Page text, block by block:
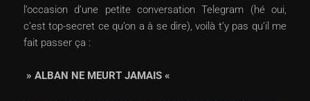
l’occasion d’une petite conversation Telegram (hé oui,
c’est top-secret ce qu’on a à se dire), voilà t’y pas qu’il me
fait passer ça :
» ALBAN NE MEURT JAMAIS «